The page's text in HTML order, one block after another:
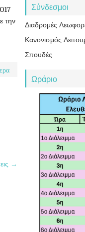
την
→
Σύνδεσμοι
Διαδρομές
Κανονισμός
Σπουδές
Ωράριο